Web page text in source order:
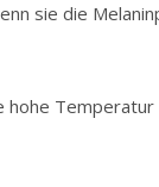
sie die